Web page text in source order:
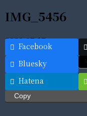
IMG_5456
2020.07.15
Facebook
Bluesky
Hatena
Copy